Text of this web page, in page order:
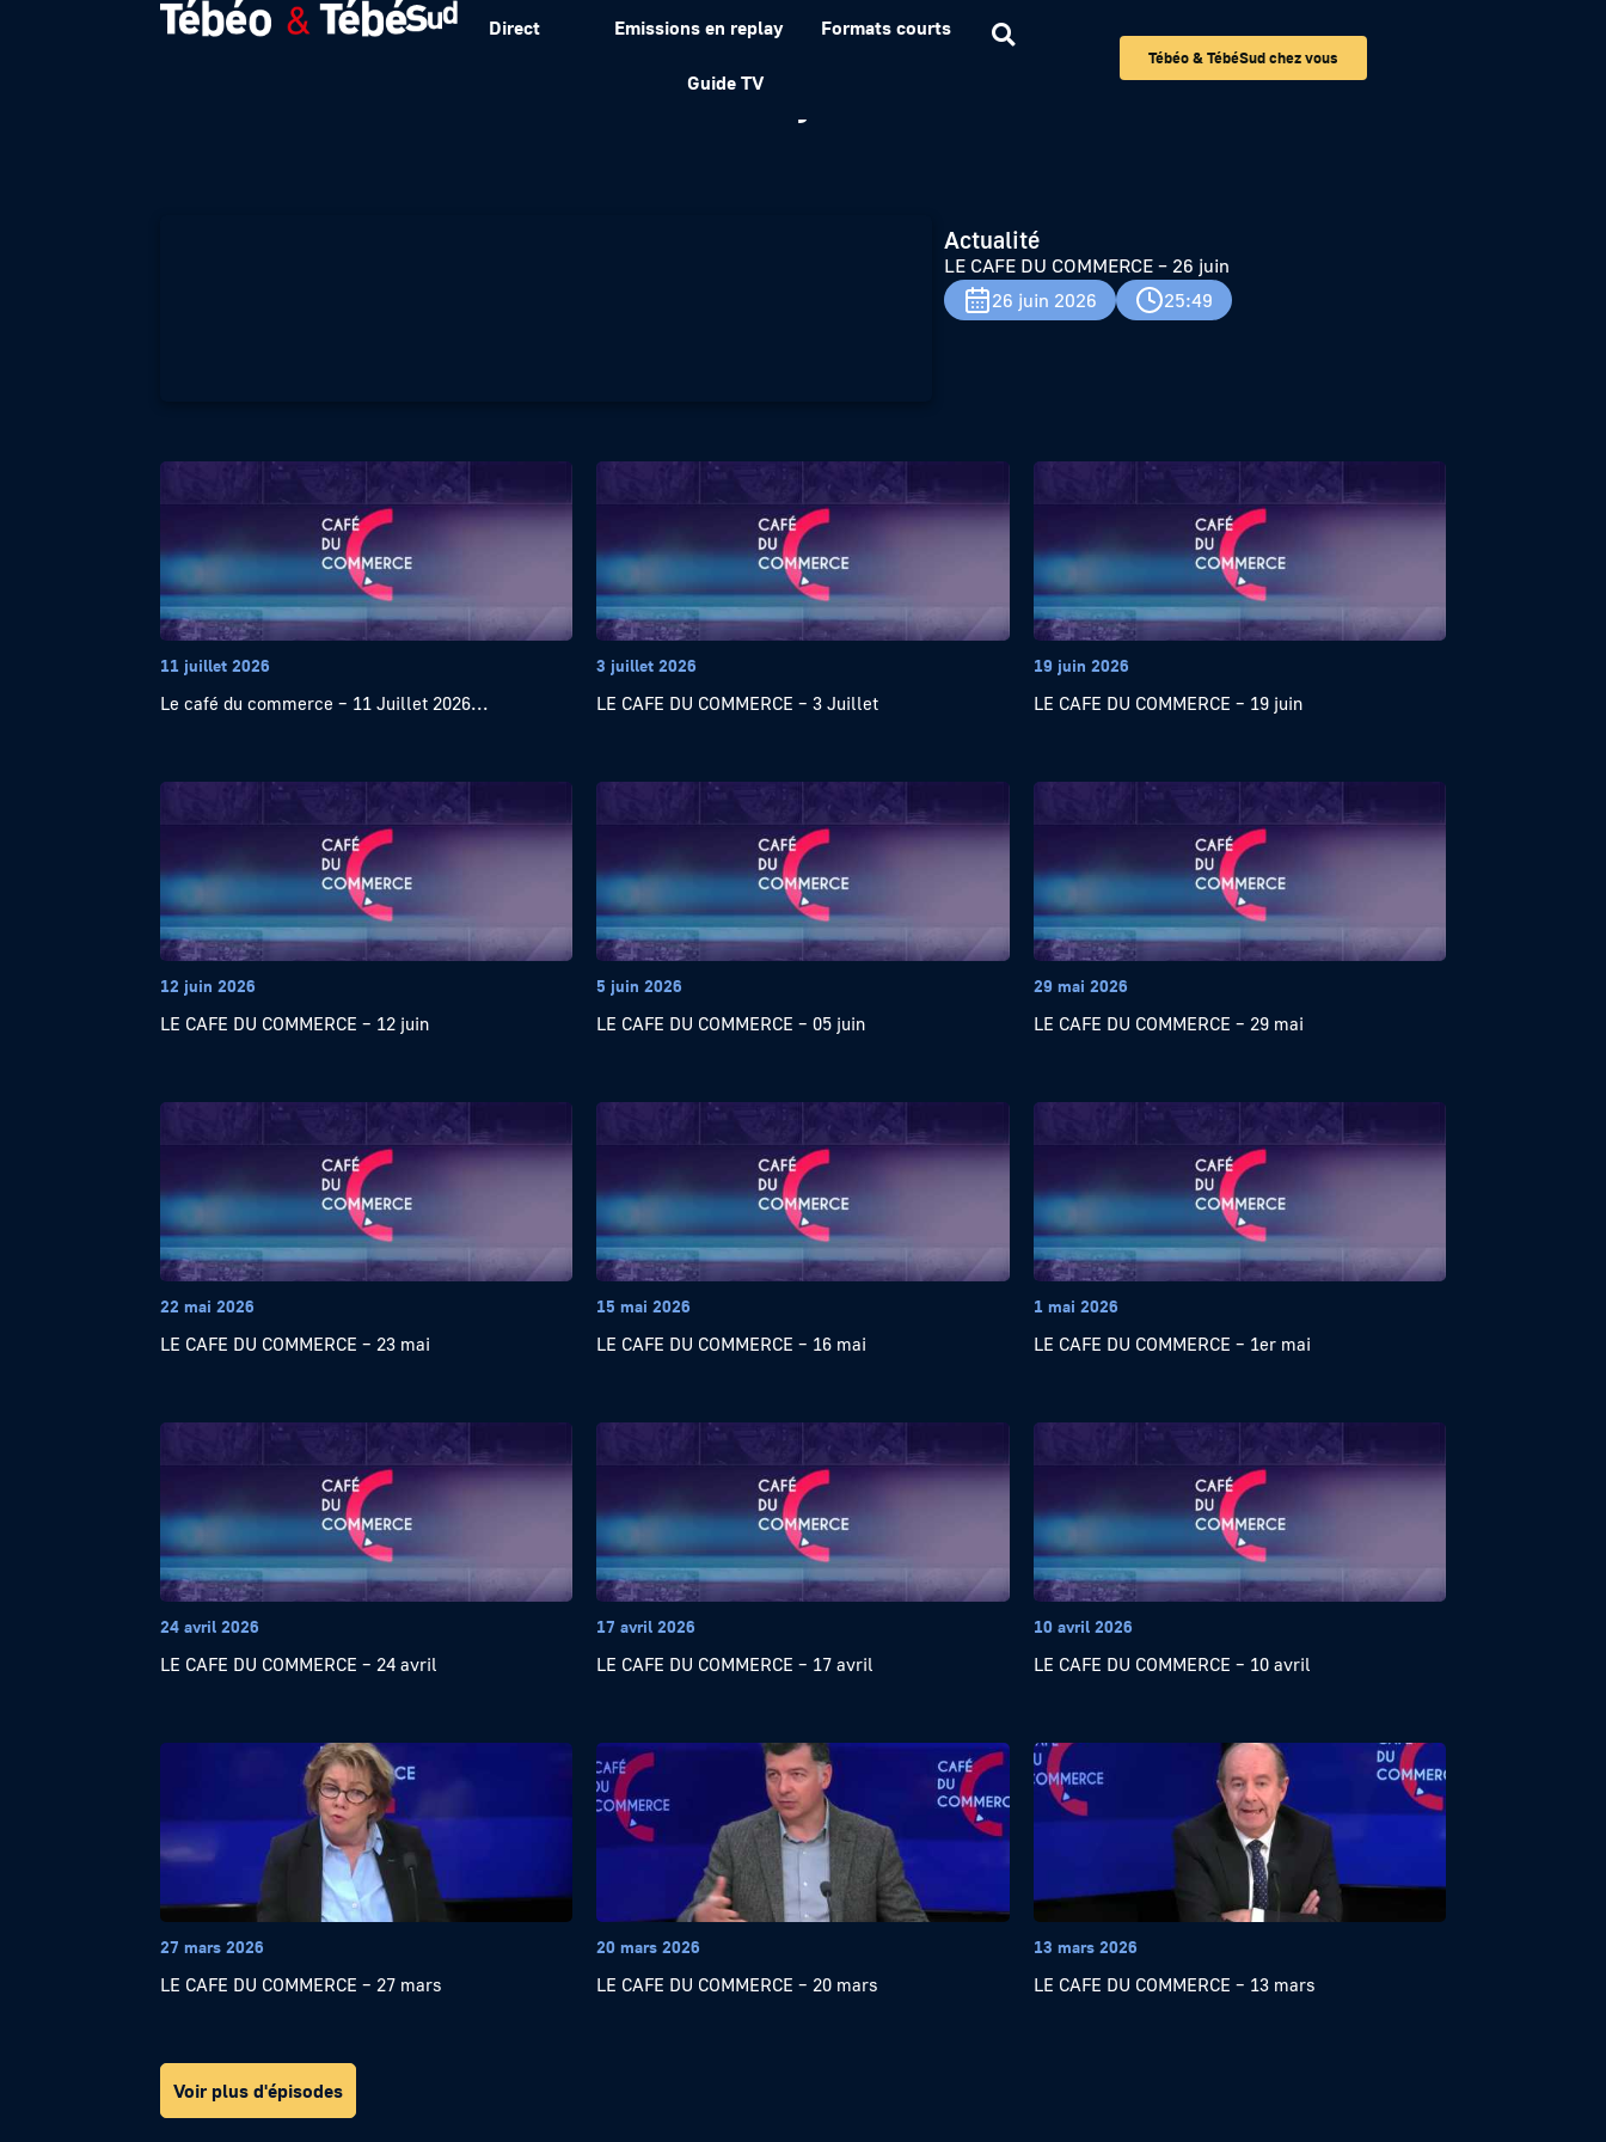
Direct Emissions en replay Formats courts
Guide TV
Tébéo & TébéSud chez vous
LE CAFE DU COMMERCE – 26 juin
Actualité
LE CAFE DU COMMERCE – 26 juin
26 juin 2026
25:49
11 juillet 2026
Le café du commerce – 11 Juillet 2026...
3 juillet 2026
LE CAFE DU COMMERCE – 3 Juillet
19 juin 2026
LE CAFE DU COMMERCE – 19 juin
12 juin 2026
LE CAFE DU COMMERCE – 12 juin
5 juin 2026
LE CAFE DU COMMERCE – 05 juin
29 mai 2026
LE CAFE DU COMMERCE – 29 mai
22 mai 2026
LE CAFE DU COMMERCE – 23 mai
15 mai 2026
LE CAFE DU COMMERCE – 16 mai
1 mai 2026
LE CAFE DU COMMERCE – 1er mai
24 avril 2026
LE CAFE DU COMMERCE – 24 avril
17 avril 2026
LE CAFE DU COMMERCE – 17 avril
10 avril 2026
LE CAFE DU COMMERCE – 10 avril
27 mars 2026
LE CAFE DU COMMERCE – 27 mars
20 mars 2026
LE CAFE DU COMMERCE – 20 mars
13 mars 2026
LE CAFE DU COMMERCE – 13 mars
Voir plus d'épisodes